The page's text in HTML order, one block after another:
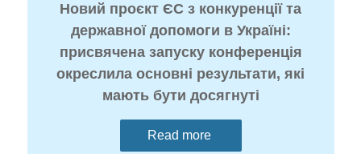
Новий проєкт ЄС з конкуренції та
державної допомоги в Україні:
присвячена запуску конференція
окреслила основні результати, які
мають бути досягнуті
Read more